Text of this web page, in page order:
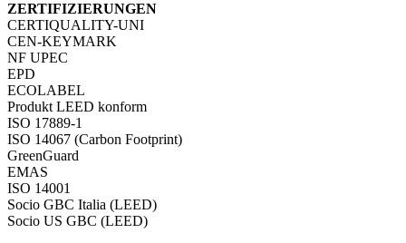
ZERTIFIZIERUNGEN
CERTIQUALITY-UNI
CEN-KEYMARK
NF UPEC
EPD
ECOLABEL
Produkt LEED konform
ISO 17889-1
ISO 14067 (Carbon Footprint)
GreenGuard
EMAS
ISO 14001
Socio GBC Italia (LEED)
Socio US GBC (LEED)